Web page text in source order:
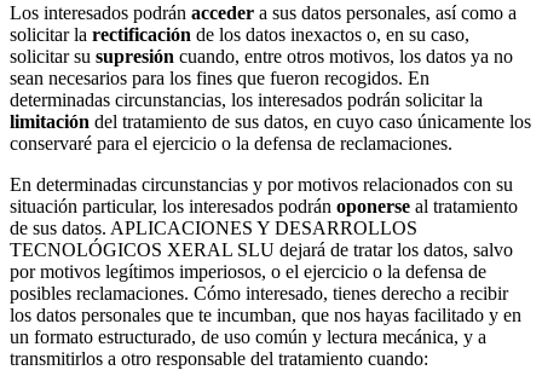
Los interesados podrán acceder a sus datos personales, así como a
solicitar la rectificación de los datos inexactos o, en su caso,
solicitar su supresión cuando, entre otros motivos, los datos ya no
sean necesarios para los fines que fueron recogidos. En
determinadas circunstancias, los interesados podrán solicitar la
limitación del tratamiento de sus datos, en cuyo caso únicamente los
conservaré para el ejercicio o la defensa de reclamaciones.
En determinadas circunstancias y por motivos relacionados con su
situación particular, los interesados podrán oponerse al tratamiento
de sus datos. APLICACIONES Y DESARROLLOS
TECNOLÓGICOS XERAL SLU dejará de tratar los datos, salvo
por motivos legítimos imperiosos, o el ejercicio o la defensa de
posibles reclamaciones. Cómo interesado, tienes derecho a recibir
los datos personales que te incumban, que nos hayas facilitado y en
un formato estructurado, de uso común y lectura mecánica, y a
transmitirlos a otro responsable del tratamiento cuando: